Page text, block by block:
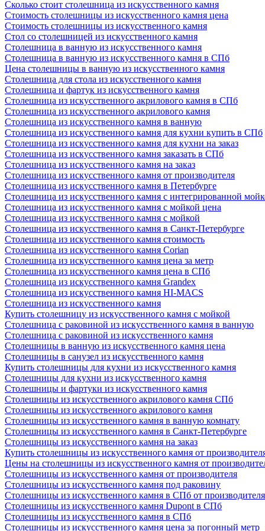
Сколько стоит столешница из искусственного камня
Стоимость столешницы из искусственного камня цена
Стоимость столешницы из искусственного камня
Стол со столешницей из искусственного камня
Столешница в ванную из искусственного камня
Столешница в ванную из искусственного камня в СПб
Цена столешницы в ванную из искусственного камня
Столешница для стола из искусственного камня
Столешница и фартук из искусственного камня
Столешница из искусственного акрилового камня в СПб
Столешница из искусственного акрилового камня
Столешница из искусственного камня в ванную
Столешница из искусственного камня для кухни купить в СПб
Столешница из искусственного камня для кухни на заказ
Столешница из искусственного камня заказать в СПб
Столешница из искусственного камня на заказ
Столешница из искусственного камня от производителя
Столешница из искусственного камня в Петербурге
Столешница из искусственного камня с интегрированной
Столешница из искусственного камня с мойкой цена
Столешница из искусственного камня с мойкой
Столешница из искусственного камня в Санкт-Петербурге
Столешница из искусственного камня стоимость
Столешница из искусственного камня Сorian
Столешница из искусственного камня цена за метр
Столешница из искусственного камня цена в СПб
Столешница из искусственного камня Grandex
Столешница из искусственного камня HI-MACS
Столешница из искусственного камня
Купить столешницу из искусственного камня с мойкой
Столешница с раковиной из искусственного камня в ванную
Столешница с раковиной из искусственного камня
Столешницы в ванную из искусственного камня цена
Столешницы в санузел из искусственного камня
Купить столешницы для кухни из искусственного камня
Столешницы для кухни из искусственного камня
Столешницы и фартуки из искусственного камня
Столешницы из искусственного акрилового камня СПб
Столешницы из искусственного акрилового камня
Столешницы из искусственного камня в ванную комнату
Столешницы из искусственного камня в Санкт-Петербурге
Столешницы из искусственного камня на заказ
Купить столешницы из искусственного камня от
Цены на столешницы из искусственного камня от
Столешницы из искусственного камня от производителя
Столешницы из искусственного камня под раковину
Столешницы из искусственного камня в СПб от производителя
Столешницы из искусственного камня Dupont в СПб
Столешницы из искусственного камня в СПб
Столешницы из искусственного камня цена за погонный метр